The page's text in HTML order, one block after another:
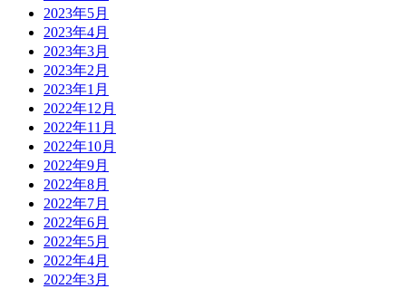
2023年5月
2023年4月
2023年3月
2023年2月
2023年1月
2022年12月
2022年11月
2022年10月
2022年9月
2022年8月
2022年7月
2022年6月
2022年5月
2022年4月
2022年3月